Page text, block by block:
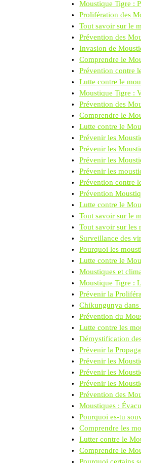
Moustique Tigre :
Prolifération des
Tout savoir sur le
Prévention des
Invasion de
Comprendre le
Prévention contre
Lutte contre le
Moustique Tigre :
Prévention des
Comprendre le
Lutte contre le
Prévenir les
Prévenir les
Prévenir les
Prévenir les
Prévention contre
Prévention
Lutte contre le
Tout savoir sur le
Tout savoir sur les
Surveillance des
Pourquoi les
Lutte contre le
Moustiques et
Moustique Tigre :
Prévenir la
Chikungunya
Prévention du
Lutte contre les
Démystification
Prévenir la
Prévenir les
Prévenir les
Prévenir les
Prévention des
Moustiques :
Pourquoi es-tu
Comprendre les
Lutter contre le
Comprendre le